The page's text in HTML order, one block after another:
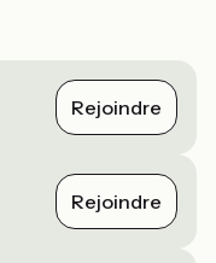
Rejoindre
Rejoindre